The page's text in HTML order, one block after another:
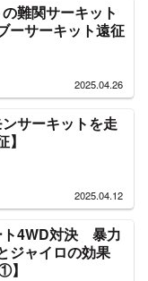
の難関サーキット
ーサーキット遠征
2025.04.26
ンサーキットを走
2025.04.12
ト4WD対決 暴力
ジャイロの効果
】